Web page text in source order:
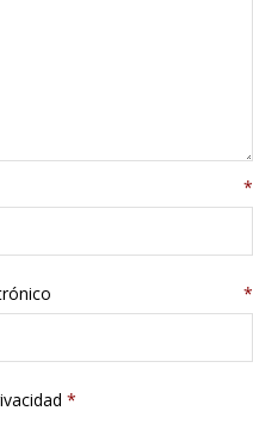
*
*
*